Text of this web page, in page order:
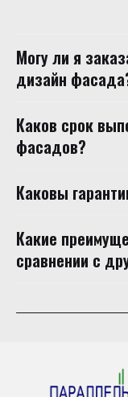
Могу ли я
дизайн
Каков срок
фасадов?
Каковы
Какие
сравнении с